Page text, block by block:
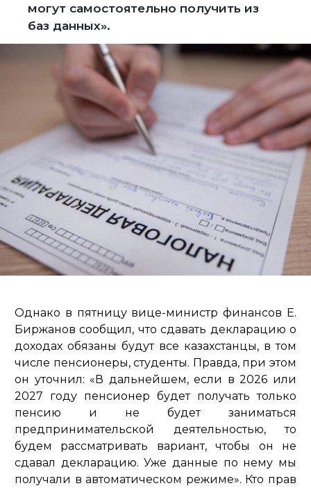
могут самостоятельно получить из
баз данных».
Однако в пятницу вице-министр финансов Е.
Биржанов сообщил, что сдавать декларацию о
доходах обязаны будут все казахстанцы, в том
числе пенсионеры, студенты. Правда, при этом
он уточнил: «В дальнейшем, если в 2026 или
2027 году пенсионер будет получать только
пенсию и не будет заниматься
предпринимательской деятельностью, то
будем рассматривать вариант, чтобы он не
сдавал декларацию. Уже данные по нему мы
получали в автоматическом режиме». Кто прав